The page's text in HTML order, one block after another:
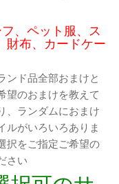
、ペット服、ス
財布、カードケー
ンド品全部おまけと
望のおまけを教えて
、ランダムにおまけ
ルがいろいろありま
択をご指定ご希望の
さい